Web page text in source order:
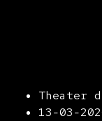
Theater
13-03-